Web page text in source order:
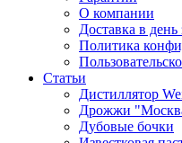
О компании
Доставка в день
Политика
Статьи
Дистиллятор
Дрожжи
Дубовые бочки